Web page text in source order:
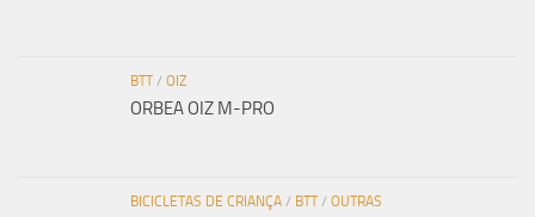
BTT/ OIZ
ORBEA OIZ M-PRO
BICICLETAS DE CRIANÇA / BTT/ OUTRAS